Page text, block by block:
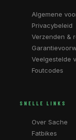
Algemene
Privacybeleid
Verzenden &
Veelgestelde
Foutcodes
SNELLE LINKS
Over Sache
Fatbikes